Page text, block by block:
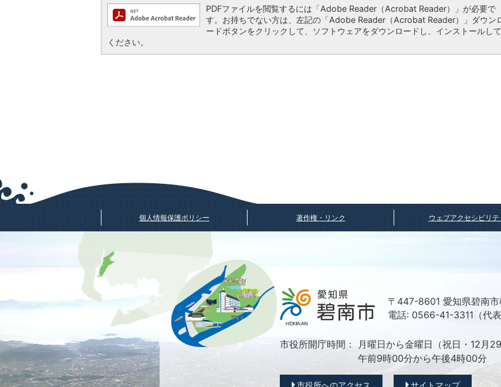
PDFファイルを閲覧するには「Adobe Reader（Acrobat Reader）」が必要で
す。お持ちでない方は、左記の「Adobe Reader（Acrobat Reader）」ダウン
ードボタンをクリックして、ソフトウェアをダウンロードし、インストールして
ください。
個人情報保護ポリシー 著作権・リンク ウェブアクセシビリテ
〒447-8601 愛知県碧南
電話: 0566-41-3311（代表
市役所開庁時間：
月曜日から金曜日（祝日・12月
午前9時00分から午後4時00分